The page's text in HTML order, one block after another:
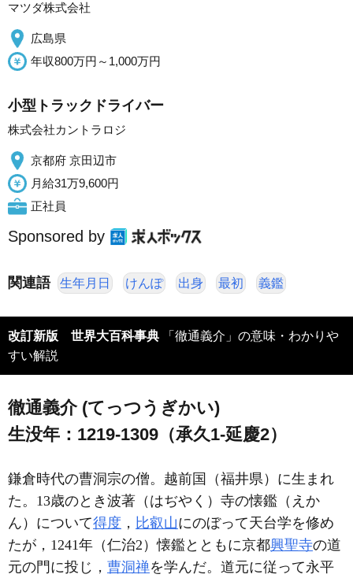
マツダ株式会社
広島県
年収800万円～1,000万円
小型トラックドライバー
株式会社カントラロジ
京都府 京田辺市
月給31万9,600円
正社員
Sponsored by
関連語 生年月日 けんぽ 出身 最初 義鑑
改訂新版 世界大百科事典 「徹通義介」の意味・わかりや
すい解説
徹通義介 (てっつうぎかい)
生没年：1219-1309（承久1-延慶2）
鎌倉時代の曹洞宗の僧。越前国（福井県）に生まれ
た。13歳のとき波著（はぢやく）寺の懐鑑（えか
ん）について得度 ， 比叡山にのぼって天台学を修め
たが，1241年（仁治2）懐鑑とともに京都興聖寺の道
元の門に投じ， 曹洞禅を学んだ。道元に従って永平